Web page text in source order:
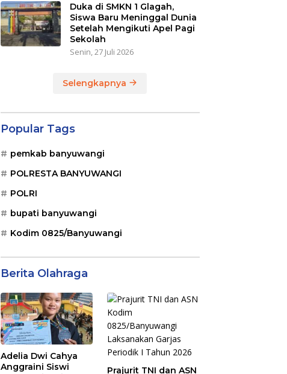
Duka di SMKN 1 Glagah,
Siswa Baru Meninggal Dunia
Setelah Mengikuti Apel Pagi
Sekolah
Senin, 27 Juli 2026
Selengkapnya
Popular Tags
pemkab banyuwangi
POLRESTA BANYUWANGI
POLRI
bupati banyuwangi
Kodim 0825/Banyuwangi
Berita Olahraga
Adelia Dwi Cahya
Anggraini Siswi
Prajurit TNI dan ASN